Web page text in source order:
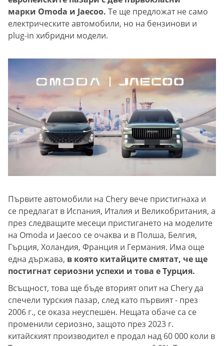
марки Omoda и Jaecoo. Те ще предложат не само
електрическите автомобили, но на бензинови и
plug-in хибридни модели.
Първите автомобили на Chery вече пристигнаха и
се предлагат в Испания, Италия и Великобритания, а
през следващите месеци пристигането на моделите
на Omoda и Jaecoo се очаква и в Полша, Белгия,
Гърция, Холандия, Франция и Германия. Има още
една държава, в която китайците смятат, че ще
постигнат сериозни успехи и това е Турция.
Всъщност, това ще бъде вторият опит на Chery да
спечели турския пазар, след като първият - през
2006 г., се оказа неуспешен. Нещата обаче са се
променили сериозно, защото през 2023 г.
китайският производител е продал над 60 000 коли в